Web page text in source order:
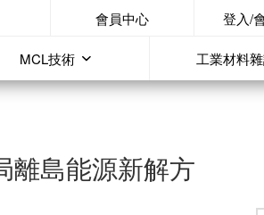
會員中心 登入/
MCL技術 工業材料
離島能源新解方